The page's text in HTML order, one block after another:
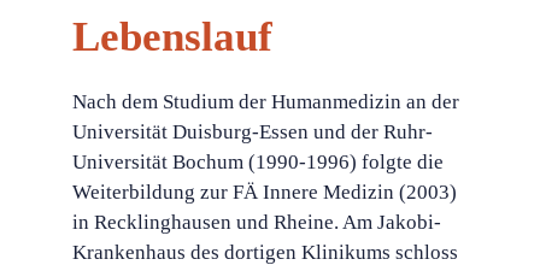
Lebenslauf
Nach dem Studium der Humanmedizin an der
Universität Duisburg-Essen und der Ruhr-
Universität Bochum (1990-1996) folgte die
Weiterbildung zur FÄ Innere Medizin (2003)
in Recklinghausen und Rheine. Am Jakobi-
Krankenhaus des dortigen Klinikums schloss